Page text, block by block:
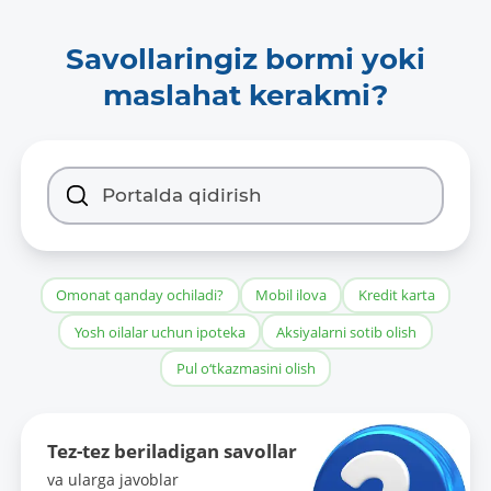
Ma’lumotlarga xos soʻzlar:
Oldingi nashr ma’lumotlariga giperslka
(URL):
-
Savollaringiz bormi yoki
maslahat kerakmi?
Omonat qanday ochiladi? Mobil ilova
Kredit karta
Yosh oilalar uchun ipoteka
Aksiyalarni sotib olish
Pul o‘tkazmasini olish
Tez-tez beriladigan savollar
va ularga javoblar